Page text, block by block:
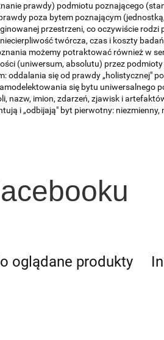
prawdy) podmiotu poznającego
poza bytem poznającym
przestrzeni, co oczywiście
twórcza, czas i koszty
możemy potraktować również w
(uniwersum, absolutu) przez
oddalania się od prawdy „holistycznej"
się bytu uniwersalnego
nazw, imion, zdarzeń, zjawisk i
i „odbijają" byt pierwotny:
oglądane produkty